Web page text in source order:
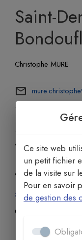
Saint-
Christophe MURE
Saint
Vincent
Vanessa BIABIANY
sa-ness@hotmail.fr
06 63 73 19 02
Ce site web
un petit fichier
de la visite sur
Pour en savoir
de gestion des